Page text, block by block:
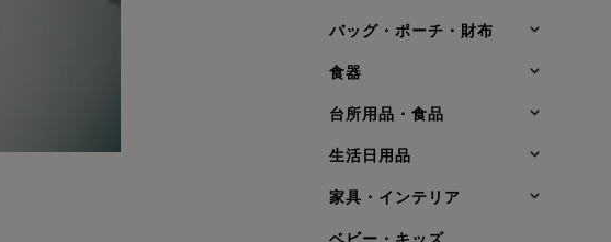
バッグ・ポーチ・財布
食器
台所用品・食品
生活日用品
家具・インテリア
ベビー・キッズ